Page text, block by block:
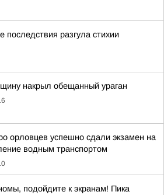
последствия разгула стихии
накрыл обещанный ураган
орловцев успешно сдали экзамен на
водным транспортом
подойдите к экранам! Пика